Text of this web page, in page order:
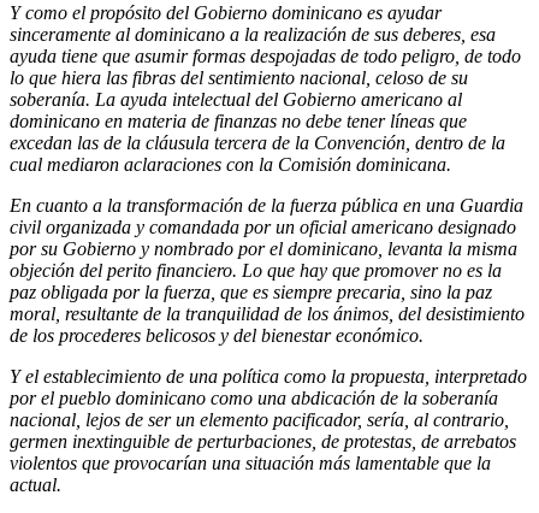
Y como el propósito del Gobierno dominicano es ayudar
sinceramente al dominicano a la realización de sus deberes, esa
ayuda tiene que asumir formas despojadas de todo peligro, de todo
lo que hiera las fibras del sentimiento nacional, celoso de su
soberanía. La ayuda intelectual del Gobierno americano al
dominicano en materia de finanzas no debe tener líneas que
excedan las de la cláusula tercera de la Convención, dentro de la
cual mediaron aclaraciones con la Comisión dominicana.
En cuanto a la transformación de la fuerza pública en una Guardia
civil organizada y comandada por un oficial americano designado
por su Gobierno y nombrado por el dominicano, levanta la misma
objeción del perito financiero. Lo que hay que promover no es la
paz obligada por la fuerza, que es siempre precaria, sino la paz
moral, resultante de la tranquilidad de los ánimos, del desistimiento
de los procederes belicosos y del bienestar económico.
Y el establecimiento de una política como la propuesta, interpretado
por el pueblo dominicano como una abdicación de la soberanía
nacional, lejos de ser un elemento pacificador, sería, al contrario,
germen inextinguible de perturbaciones, de protestas, de arrebatos
violentos que provocarían una situación más lamentable que la
actual.